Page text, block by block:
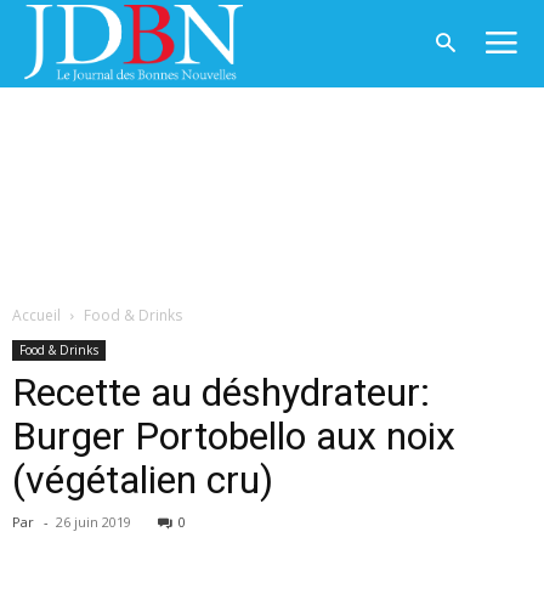
Accueil Food & Drinks
Food & Drinks
Recette au déshydrateur:
Burger Portobello aux noix
(végétalien cru)
Par - 26 juin 2019 0